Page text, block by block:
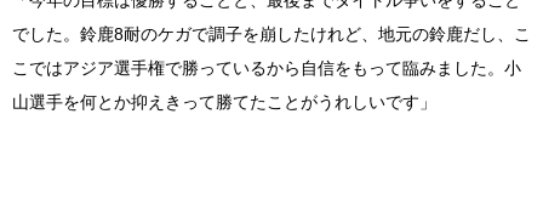
でした。鈴鹿8耐のケガで調子を崩したけれど、地元の鈴鹿だし、こ
こではアジア選手権で勝っているから自信をもって臨みました。小
山選手を何とか抑えきって勝てたことがうれしいです」